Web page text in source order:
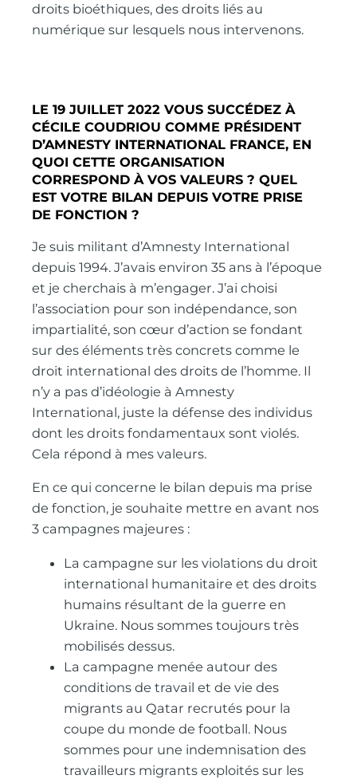
droits bioéthiques, des droits liés au
numérique sur lesquels nous intervenons.
LE 19 JUILLET 2022 VOUS SUCCÉDEZ À
CÉCILE COUDRIOU COMME PRÉSIDENT
D’AMNESTY INTERNATIONAL FRANCE, EN
QUOI CETTE ORGANISATION
CORRESPOND À VOS VALEURS ? QUEL
EST VOTRE BILAN DEPUIS VOTRE PRISE
DE FONCTION ?
Je suis militant d’Amnesty International
depuis 1994. J’avais environ 35 ans à l’époque
et je cherchais à m’engager. J’ai choisi
l’association pour son indépendance, son
impartialité, son cœur d’action se fondant
sur des éléments très concrets comme le
droit international des droits de l’homme. Il
n’y a pas d’idéologie à Amnesty
International, juste la défense des individus
dont les droits fondamentaux sont violés.
Cela répond à mes valeurs.
En ce qui concerne le bilan depuis ma prise
de fonction, je souhaite mettre en avant nos
3 campagnes majeures :
La campagne sur les violations du droit
international humanitaire et des droits
humains résultant de la guerre en
Ukraine. Nous sommes toujours très
mobilisés dessus.
La campagne menée autour des
conditions de travail et de vie des
migrants au Qatar recrutés pour la
coupe du monde de football. Nous
sommes pour une indemnisation des
travailleurs migrants exploités sur les